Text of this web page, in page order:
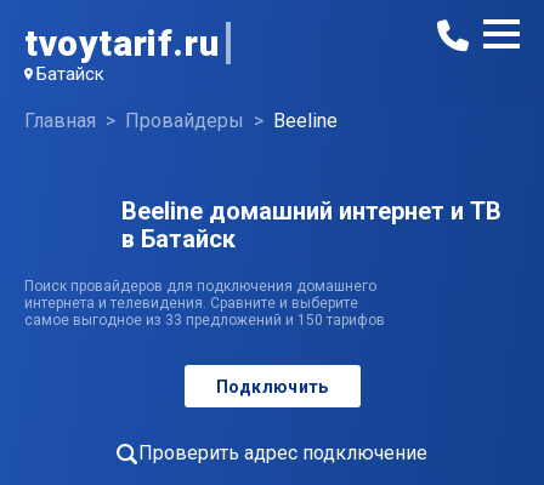
tvoytarif.ru
Батайск
Главная Провайдеры Beeline
Beeline домашний интернет и ТВ
в Батайск
Поиск провайдеров для подключения домашнего
интернета и телевидения. Сравните и выберите
самое выгодное из 33 предложений и 150 тарифов
Подключить
Проверить адрес подключение